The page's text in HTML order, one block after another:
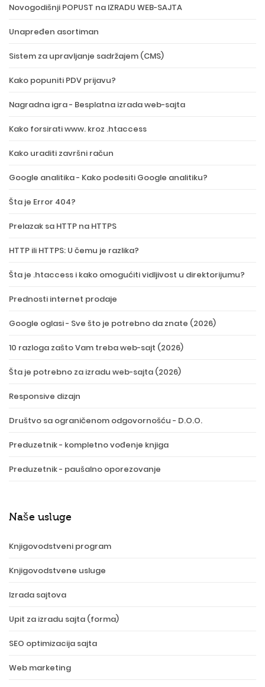
Novogodišnji POPUST na IZRADU WEB-SAJTA
Unapređen asortiman
Sistem za upravljanje sadržajem (CMS)
Kako popuniti PDV prijavu?
Nagradna igra - Besplatna izrada web-sajta
Kako forsirati www. kroz .htaccess
Kako uraditi završni račun
Google analitika - Kako podesiti Google analitiku?
Šta je Error 404?
Prelazak sa HTTP na HTTPS
HTTP ili HTTPS: U čemu je razlika?
Šta je .htaccess i kako omogućiti vidljivost u direktorijumu?
Prednosti internet prodaje
Google oglasi - Sve što je potrebno da znate (2026)
10 razloga zašto Vam treba web-sajt (2026)
Šta je potrebno za izradu web-sajta (2026)
Responsive dizajn
Društvo sa ograničenom odgovornošću - D.O.O.
Preduzetnik - kompletno vođenje knjiga
Preduzetnik - paušalno oporezovanje
Naše usluge
Knjigovodstveni program
Knjigovodstvene usluge
Izrada sajtova
Upit za izradu sajta (forma)
SEO optimizacija sajta
Web marketing